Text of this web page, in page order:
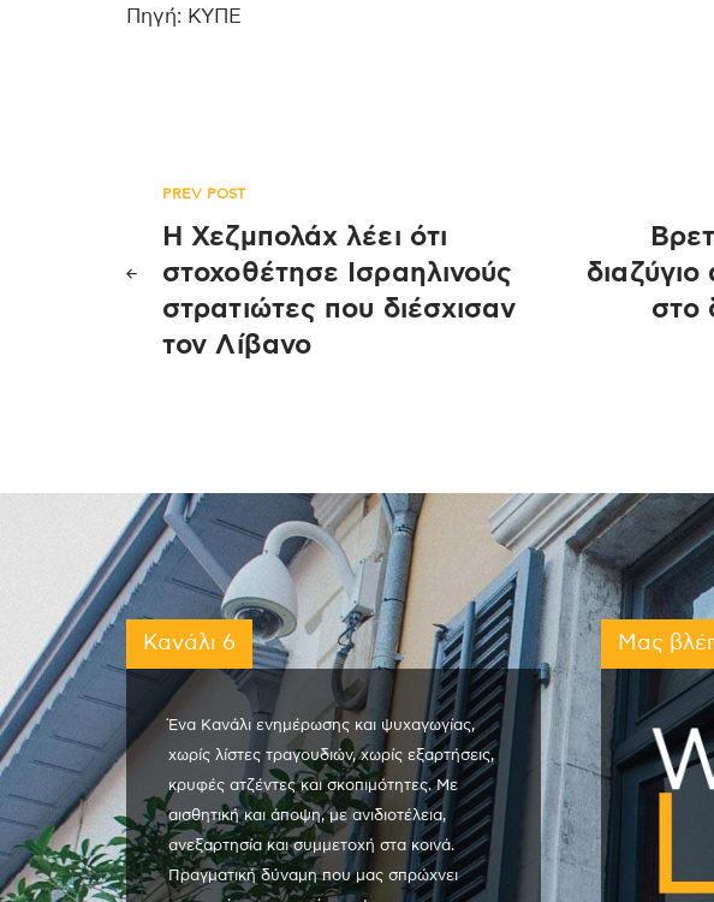
Πηγή: ΚΥΠΕ
Πλοήγηση
άρθρων
PREV POST
Η Χεζμπολάχ λέει ότι
στοχοθέτησε Ισραηλινούς
στρατιώτες που διέσχισαν
τον Λίβανο
στο
Κανάλι 6
Ένα Κανάλι ενημέρωσης και ψυχαγωγίας,
χωρίς λίστες τραγουδιών, χωρίς εξαρτήσεις,
κρυφές ατζέντες και σκοπιμότητες. Με
αισθητική και άποψη, με ανιδιοτέλεια,
ανεξαρτησία και συμμετοχή στα κοινά.
Πραγματική δύναμη που μας σπρώχνει
Μας